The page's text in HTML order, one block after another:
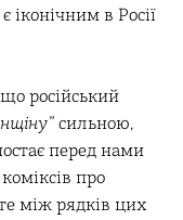
в Росії
російський
сильною,
перед нами
про
між рядків цих